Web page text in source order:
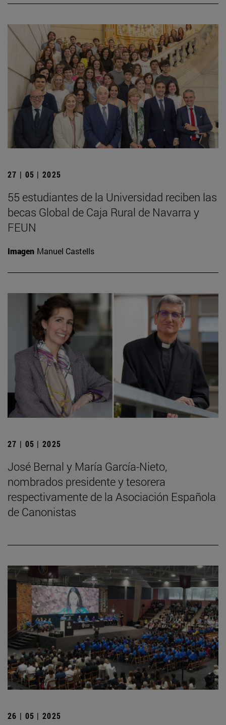
27 | 05 | 2025
55 estudiantes de la Universidad reciben las
becas Global de Caja Rural de Navarra y
FEUN
Imagen Manuel Castells
27 | 05 | 2025
José Bernal y María García-Nieto,
nombrados presidente y tesorera
respectivamente de la Asociación Española
de Canonistas
26 | 05 | 2025